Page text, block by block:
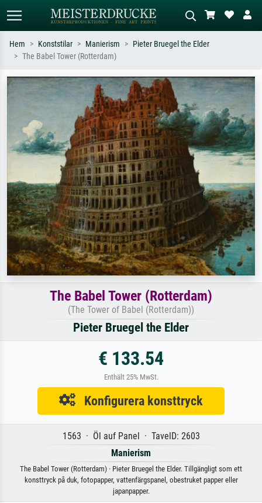
Sök efter konstnär, titel eller stil –
t.ex. Monet, Stjärnenatt,
impressionism, Hokusai-våg, naken.
Beskriv scenen – t.ex. grön äng,
abstrakt med mycket rött, mörk
oljemålning, stående naken bredvid ett
träd.
Hem Konststilar Manierism
Pieter Bruegel the Elder
The Babel Tower (Rotterdam)
The Babel Tower (Rotterdam)
(The Tower of Babel (Rotterdam))
Pieter Bruegel the Elder
€ 133.54
Enthält 25% MwSt.
Konfigurera konsttryck
1563 · Öl auf Panel · TavelD: 2603
Manierism
The Babel Tower (Rotterdam) · Pieter Bruegel the Elder. Tillgängligt som ett
konsttryck på duk, fotopapper, vattenfärgspanel, obestruket papper eller
japanpapper.